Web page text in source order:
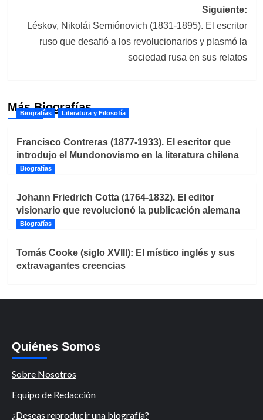
Siguiente:
Léskov, Nikolái Semiónovich (1831-1895). El escritor
ruso que desafió a los revolucionarios y plasmó la
sociedad rusa en sus relatos
Más Biografías
Biografías Literatura y Filosofía
Francisco Contreras (1877-1933). El escritor que
introdujo el Mundonovismo en la literatura chilena
Biografías
Johann Friedrich Cotta (1764-1832). El editor
visionario que revolucionó la publicación alemana
Biografías
Tomás Cooke (siglo XVIII): El místico inglés y sus
extravagantes creencias
Quiénes Somos
Sobre Nosotros
Equipo de Redacción
¿Deseas reproducir una biografía?